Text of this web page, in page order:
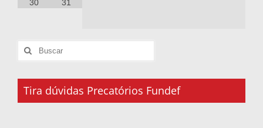
30 31
Tira dúvidas Precatórios Fundef